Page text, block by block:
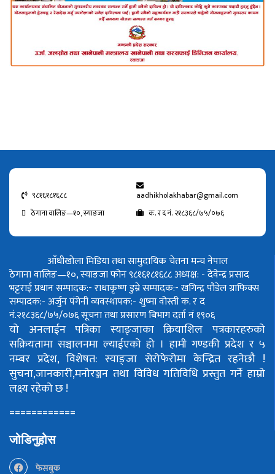
९८१६१८१६८८
aadhikholakhabar@gmail.com
ठेगाना वालिङ—१०, स्याङजा
क. र द नं. २१८३६८/७५/०७६
आँधीखोला मिडिया तथा सामुदायिक चेतना मन्च नेपाल
ठेगाना वालिङ—१०, स्याङजा फोन ९८१६१८१६८८अध्यक्ष: - देवेन्द्र प्रसाद
भट्टराईप्रधान सम्पादक:- राधाकृष्ण डुम्रेसम्पादक:- खगिन्द्र पौडेलग्राफिक्स
सम्पादक:- अर्जुन पंगेनीव्यवस्थापक:- शुष्मा वोस्तीक. र द
नं.२१८३६८/७५/०७६सूचना तथा प्रसारण बिभाग दर्ता नं १९०६
यो अनलाईन पत्रिका स्याङ्जाका क्रियाशिल पत्रकारहरुको
सक्रियतामा सञ्चालनमा ल्याईएको हो । हामी गण्डकी प्रदेश र ५
नम्बर प्रदेश, विशेषत: स्याङ्जा सेरोफेरोमा केन्द्रित रहनेछौ !
सुचना,जानकारी,मनोरञ्जन तथा विविध गतिविधि प्रस्तुत गर्ने हाम्रो
लक्ष्य रहेको छ !
============
जोडिनुहोस
फेसबुक